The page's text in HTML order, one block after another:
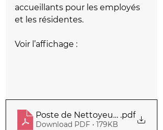
accueillants pour les employés
et les résidentes.
Voir l’affichage :
Poste de Nettoyeuse_Rev
.pdf
Download PDF • 179KB